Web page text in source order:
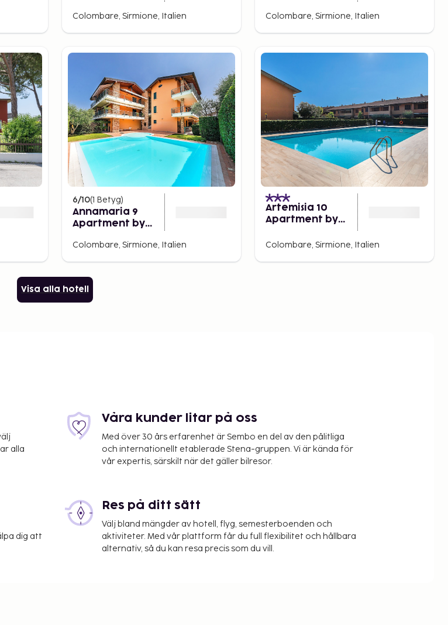
Colombare, Sirmione, Italien Colombare, Sirmione, Italien
6/10(1 Betyg)
Annamaria 9
Apartment by
Colombare, Sirmione, Italien
Artemisia 10
Apartment by
Colombare, Sirmione, Italien
Visa alla hotell
alla
Våra kunder litar på oss
Med över 30 års erfarenhet är Sembo en del av den pålitliga
och internationellt etablerade Stena-gruppen. Vi är kända för
vår expertis, särskilt när det gäller bilresor.
dig att
Res på ditt sätt
Välj bland mängder av hotell, flyg, semesterboenden och
aktiviteter. Med vår plattform får du full flexibilitet och hållbara
alternativ, så du kan resa precis som du vill.